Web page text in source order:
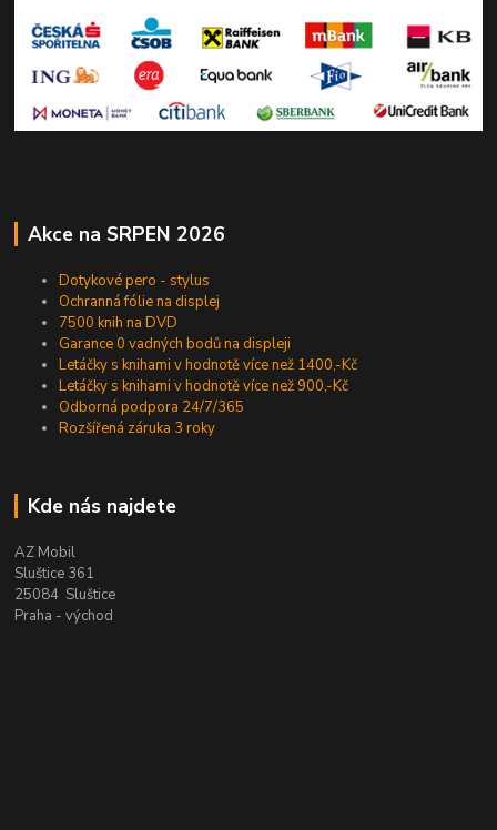
Akce na SRPEN 2026
Dotykové pero - stylus
Ochranná fólie na displej
7500 knih na DVD
Garance 0 vadných bodů na displeji
Letáčky s knihami v hodnotě více než 1400,-Kč
Letáčky s knihami v hodnotě více než 900,-Kč
Odborná podpora 24/7/365
Rozšířená záruka 3 roky
Kde nás najdete
AZ Mobil
Sluštice 361
25084 Sluštice
Praha - východ